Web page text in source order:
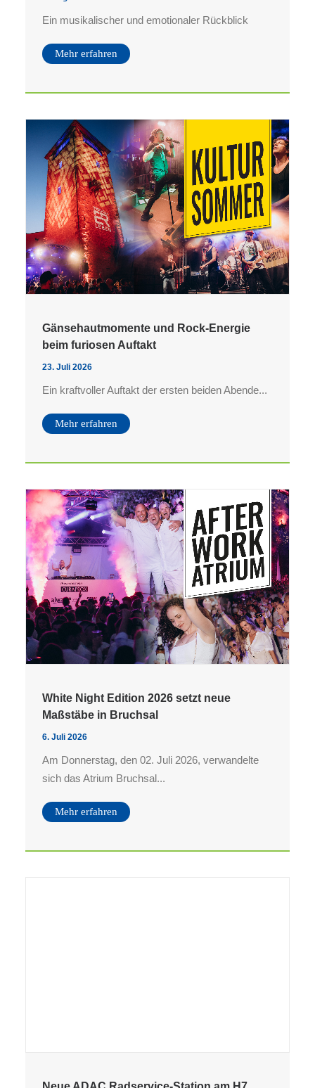
Ein musikalischer und emotionaler Rückblick
Mehr erfahren
Gänsehautmomente und Rock-Energie
beim furiosen Auftakt
23. Juli 2026
Ein kraftvoller Auftakt der ersten beiden Abende...
Mehr erfahren
White Night Edition 2026 setzt neue
Maßstäbe in Bruchsal
6. Juli 2026
Am Donnerstag, den 02. Juli 2026, verwandelte
sich das Atrium Bruchsal...
Mehr erfahren